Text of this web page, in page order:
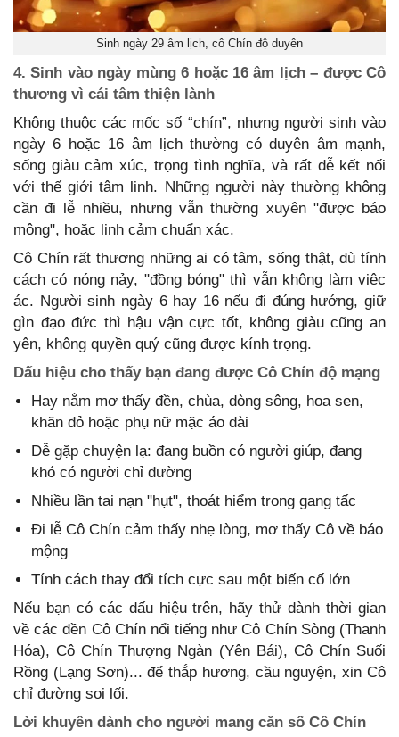
Sinh ngày 29 âm lịch, cô Chín độ duyên
4. Sinh vào ngày mùng 6 hoặc 16 âm lịch – được Cô
thương vì cái tâm thiện lành
Không thuộc các mốc số “chín”, nhưng người sinh vào
ngày 6 hoặc 16 âm lịch thường có duyên âm mạnh,
sống giàu cảm xúc, trọng tình nghĩa, và rất dễ kết nối
với thế giới tâm linh. Những người này thường không
cần đi lễ nhiều, nhưng vẫn thường xuyên "được báo
mộng", hoặc linh cảm chuẩn xác.
Cô Chín rất thương những ai có tâm, sống thật, dù tính
cách có nóng nảy, "đồng bóng" thì vẫn không làm việc
ác. Người sinh ngày 6 hay 16 nếu đi đúng hướng, giữ
gìn đạo đức thì hậu vận cực tốt, không giàu cũng an
yên, không quyền quý cũng được kính trọng.
Dấu hiệu cho thấy bạn đang được Cô Chín độ mạng
Hay nằm mơ thấy đền, chùa, dòng sông, hoa sen,
khăn đỏ hoặc phụ nữ mặc áo dài
Dễ gặp chuyện lạ: đang buồn có người giúp, đang
khó có người chỉ đường
Nhiều lần tai nạn "hụt", thoát hiểm trong gang tấc
Đi lễ Cô Chín cảm thấy nhẹ lòng, mơ thấy Cô về báo
mộng
Tính cách thay đổi tích cực sau một biến cố lớn
Nếu bạn có các dấu hiệu trên, hãy thử dành thời gian
về các đền Cô Chín nổi tiếng như Cô Chín Sòng (Thanh
Hóa), Cô Chín Thượng Ngàn (Yên Bái), Cô Chín Suối
Rồng (Lạng Sơn)... để thắp hương, cầu nguyện, xin Cô
chỉ đường soi lối.
Lời khuyên dành cho người mang căn số Cô Chín